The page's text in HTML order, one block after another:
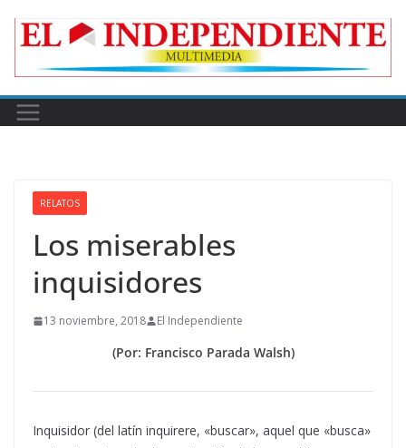
RELATOS
Los miserables
inquisidores
13 noviembre, 2018 El Independiente
(Por: Francisco Parada Walsh)
Inquisidor (del latín inquirere, «buscar», aquel que «busca»